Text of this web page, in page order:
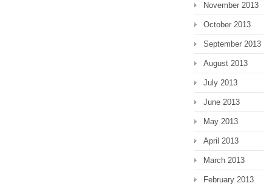
November 2013
October 2013
September 2013
August 2013
July 2013
June 2013
May 2013
April 2013
March 2013
February 2013